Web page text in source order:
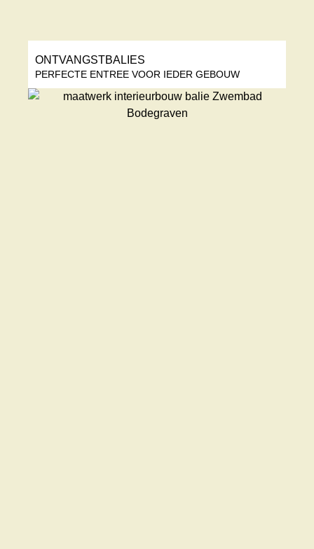
ONTVANGSTBALIES
PERFECTE ENTREE VOOR IEDER GEBOUW